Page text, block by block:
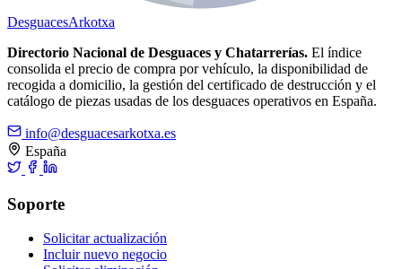
DesguacesArkotxa
Directorio Nacional de Desguaces y Chatarrerías. El índice
consolida el precio de compra por vehículo, la disponibilidad de
recogida a domicilio, la gestión del certificado de destrucción y el
catálogo de piezas usadas de los desguaces operativos en España.
info@desguacesarkotxa.es
España
Soporte
Solicitar actualización
Incluir nuevo negocio